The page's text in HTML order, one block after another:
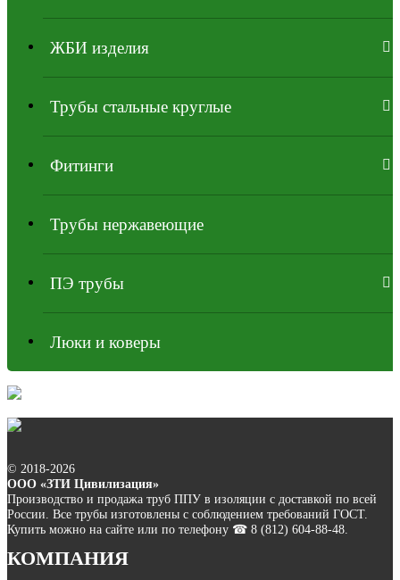
ЖБИ изделия
Трубы стальные круглые
Фитинги
Трубы нержавеющие
ПЭ трубы
Люки и коверы
© 2018-2026
ООО «ЗТИ Цивилизация»
Производство и продажа труб ППУ в изоляции с доставкой по всей
России. Все трубы изготовлены с соблюдением требований ГОСТ.
Купить можно на сайте или по телефону ☎ 8 (812) 604-88-48.
КОМПАНИЯ